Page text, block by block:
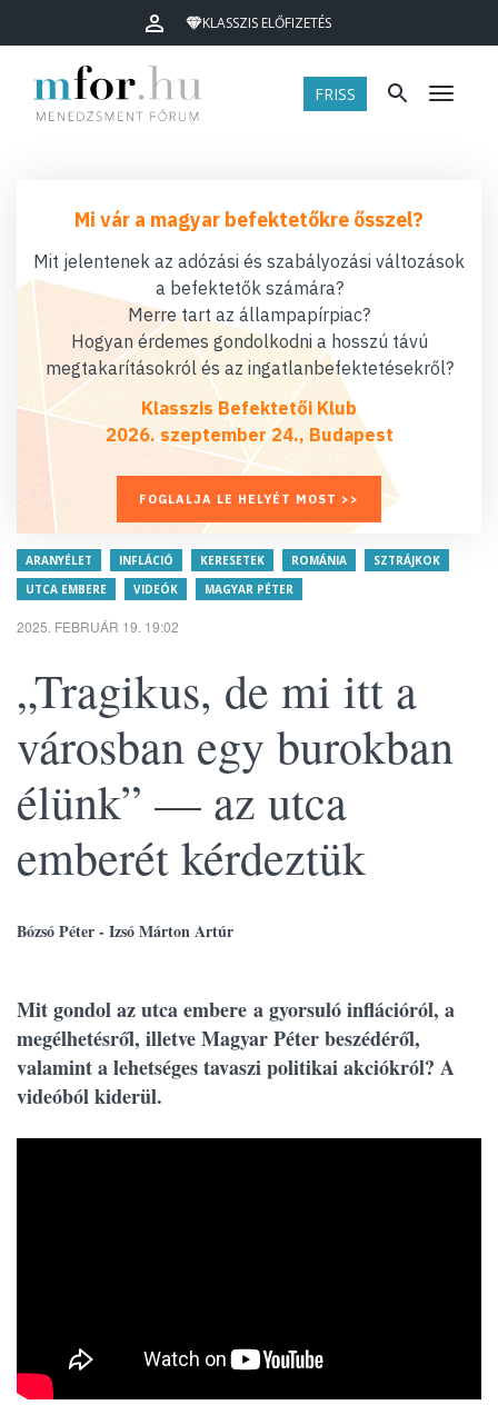
KLASSZIS ELŐFIZETÉS
FRISS Menü
Mi vár a magyar befektetőkre ősszel?
Mit jelentenek az adózási és szabályozási változások
a befektetők számára?
Merre tart az állampapírpiac?
Hogyan érdemes gondolkodni a hosszú távú
megtakarításokról és az ingatlanbefektetésekről?
Klasszis Befektetői Klub
2026. szeptember 24., Budapest
FOGLALJA LE HELYÉT MOST >>
ARANYÉLET INFLÁCIÓ KERESETEK ROMÁNIA
SZTRÁJKOK
UTCA EMBERE
VIDEÓK MAGYAR PÉTER
2025. FEBRUÁR 19. 19:02
„Tragikus, de mi itt a
városban egy burokban
élünk” — az utca
emberét kérdeztük
Bózsó Péter - Izsó Márton Artúr
Mit gondol az utca embere a gyorsuló inflációról, a
megélhetésről, illetve Magyar Péter beszédéről,
valamint a lehetséges tavaszi politikai akciókról? A
videóból kiderül.